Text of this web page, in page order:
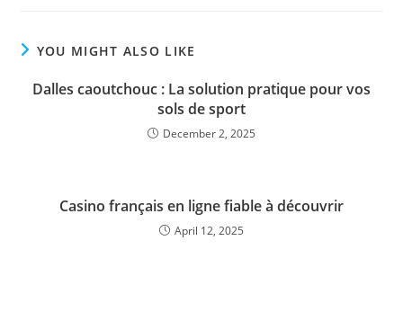
YOU MIGHT ALSO LIKE
Dalles caoutchouc : La solution pratique pour vos
sols de sport
December 2, 2025
Casino français en ligne fiable à découvrir
April 12, 2025